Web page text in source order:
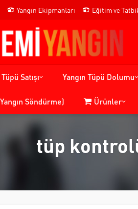
Yangın Ekipmanları Eğitim ve
Satışı Yangın Tüpü Dolumu
Söndürme) Ürünler
tüp